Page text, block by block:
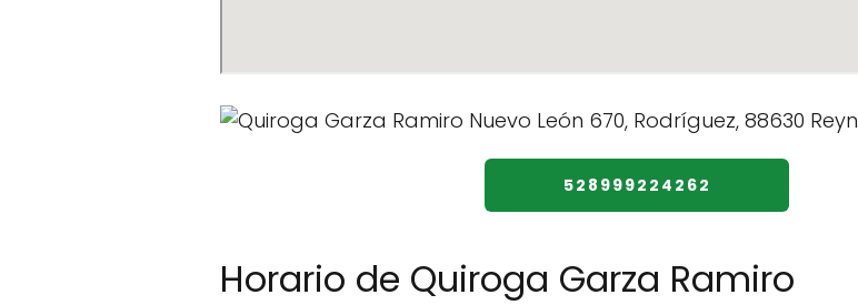
528999224262
Horario de Quiroga Garza Ramiro